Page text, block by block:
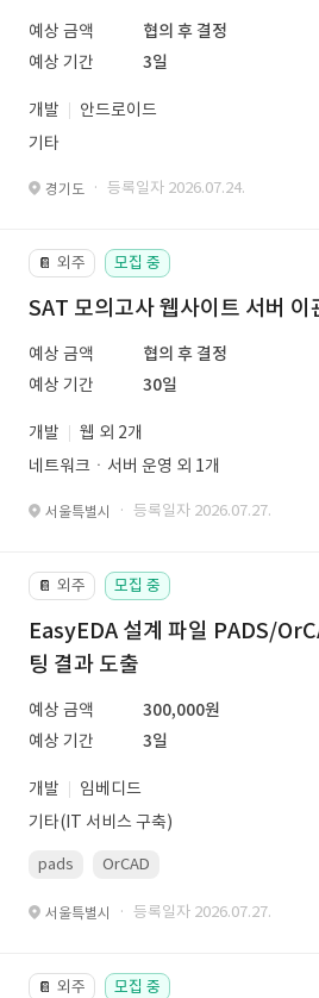
예상 금액
협의 후 결정
예상 기간
3일
개발
안드로이드
기타
경기도 · 등록일자 2026.07.24.
📔 외주 모집 중
SAT 모의고사 웹사이트 서버 이
예상 금액
협의 후 결정
예상 기간
30일
개발
웹 외 2개
네트워크ㆍ서버 운영 외 1개
서울특별시 · 등록일자 2026.07.27.
📔 외주 모집 중
EasyEDA 설계 파일 PADS/
팅 결과 도출
예상 금액
300,000원
예상 기간
3일
개발
임베디드
기타(IT 서비스 구축)
pads OrCAD
서울특별시 · 등록일자 2026.07.27.
📔 외주 모집 중